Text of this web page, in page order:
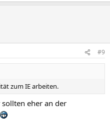
#9
zum IE arbeiten.
eher an der